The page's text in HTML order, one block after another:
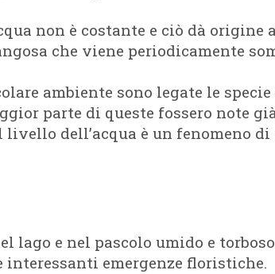
non è costante e ciò dà
che viene periodicamente
ambiente sono legate le
parte di queste fossero note
dell’acqua è un fenomeno di
lago e nel pascolo umido e
emergenze floristiche.